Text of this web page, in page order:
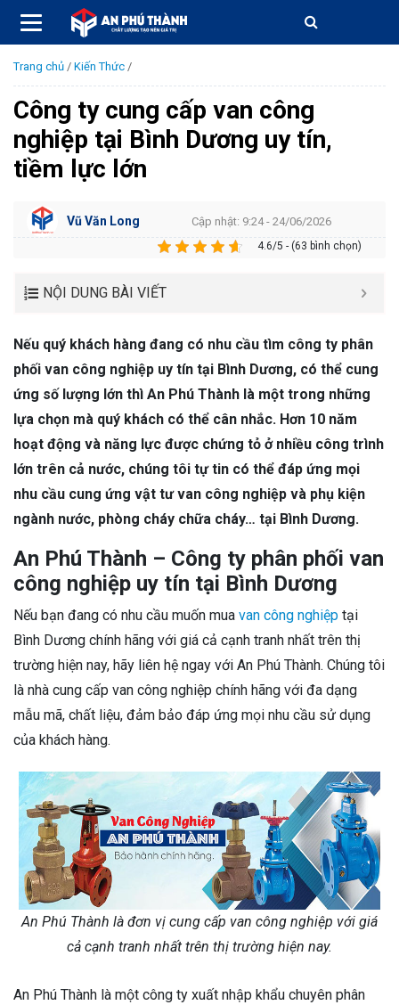
Trang chủ / Kiến Thức /
Công ty cung cấp van công
nghiệp tại Bình Dương uy tín,
tiềm lực lớn
Vũ Văn Long Cập nhật: 9:24 - 24/06/2026
4.6/5 - (63 bình chọn)
NỘI DUNG BÀI VIẾT
Nếu quý khách hàng đang có nhu cầu tìm công ty phân
phối van công nghiệp uy tín tại Bình Dương, có thể cung
ứng số lượng lớn thì An Phú Thành là một trong những
lựa chọn mà quý khách có thể cân nhắc. Hơn 10 năm
hoạt động và năng lực được chứng tỏ ở nhiều công trình
lớn trên cả nước, chúng tôi tự tin có thể đáp ứng mọi
nhu cầu cung ứng vật tư van công nghiệp và phụ kiện
ngành nước, phòng cháy chữa cháy… tại Bình Dương.
An Phú Thành – Công ty phân phối van
công nghiệp uy tín tại Bình Dương
Nếu bạn đang có nhu cầu muốn mua van công nghiệp tại
Bình Dương chính hãng với giá cả cạnh tranh nhất trên thị
trường hiện nay, hãy liên hệ ngay với An Phú Thành. Chúng tôi
là nhà cung cấp van công nghiệp chính hãng với đa dạng
mẫu mã, chất liệu, đảm bảo đáp ứng mọi nhu cầu sử dụng
của khách hàng.
An Phú Thành là đơn vị cung cấp van công nghiệp với giá
cả cạnh tranh nhất trên thị trường hiện nay.
An Phú Thành là một công ty xuất nhập khẩu chuyên phân